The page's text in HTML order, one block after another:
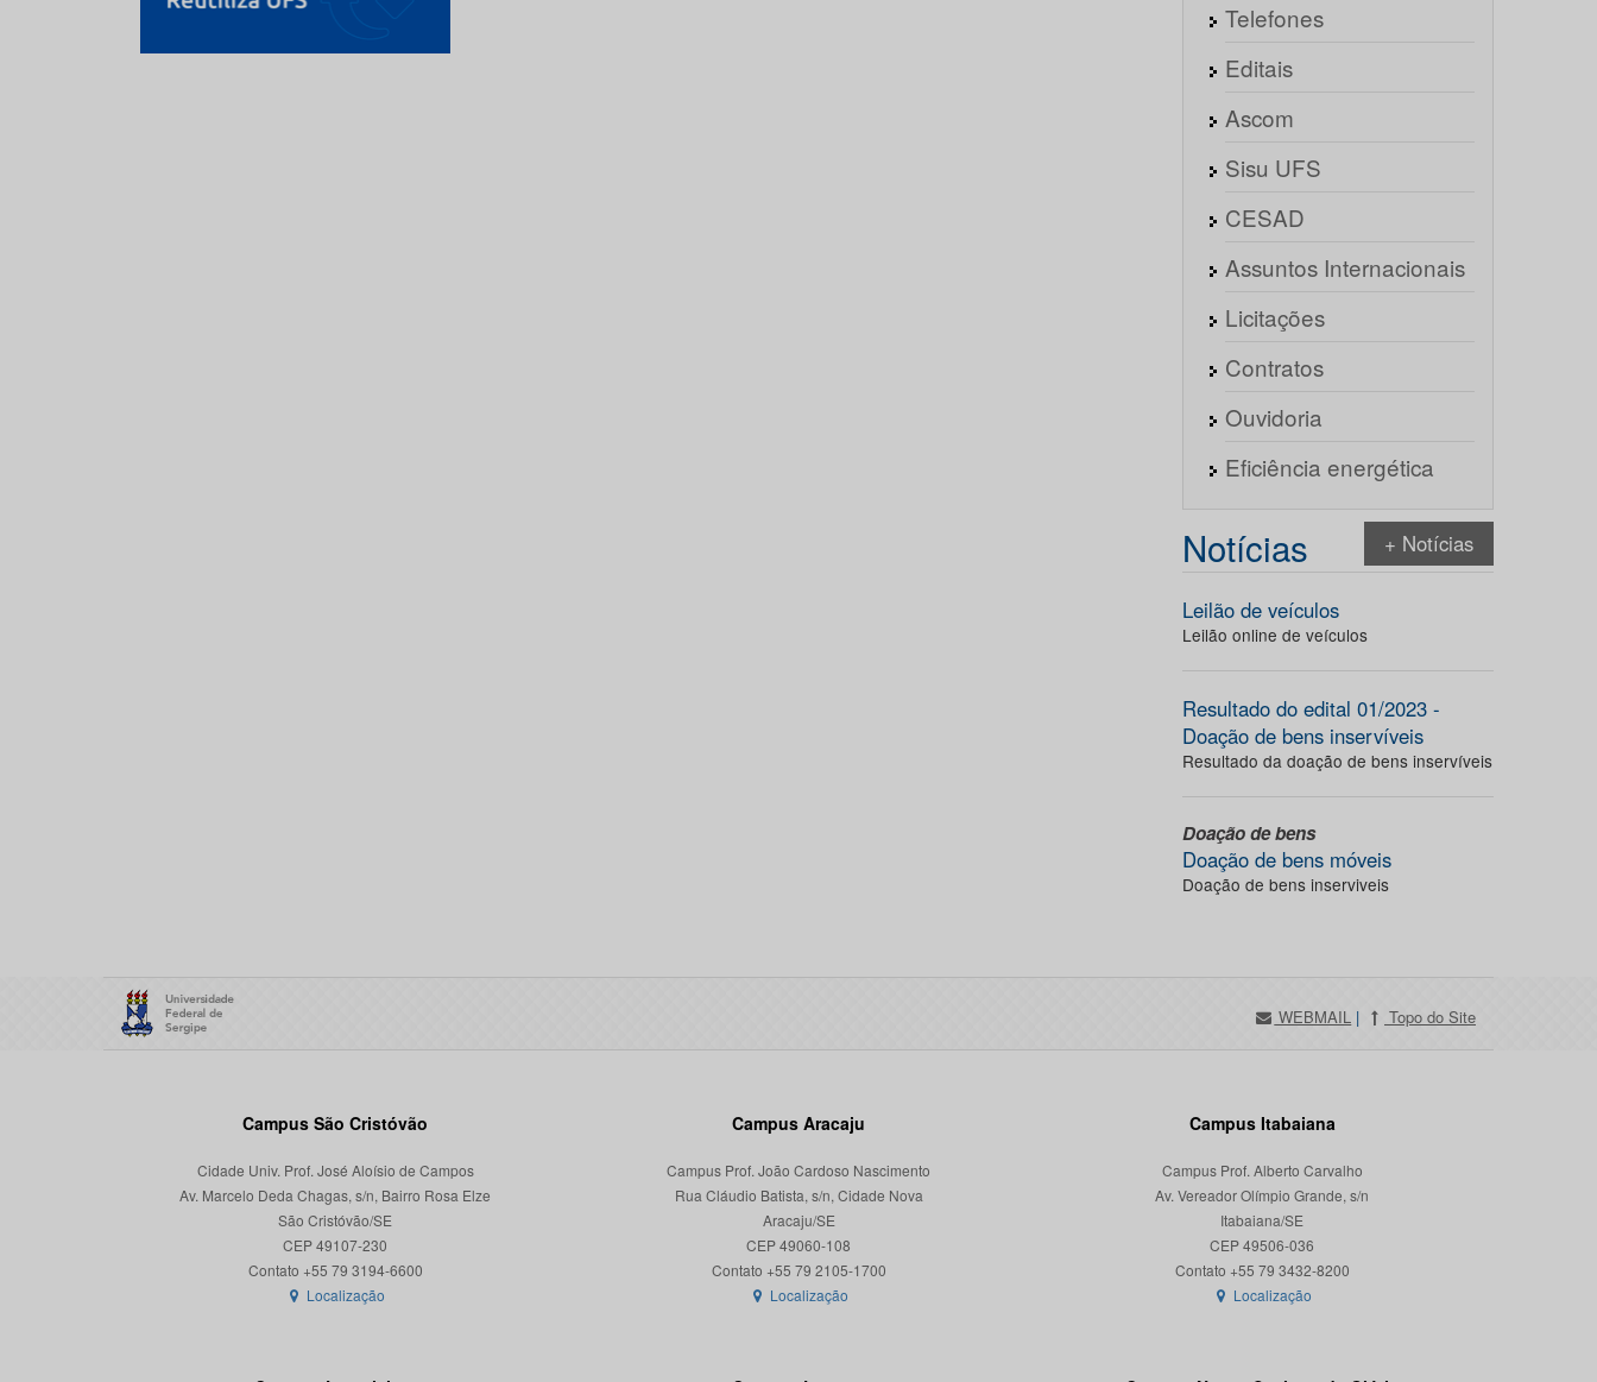
Telefones
Editais
Ascom
Sisu UFS
CESAD
Assuntos Internacionais
Licitações
Contratos
Ouvidoria
Eficiência energética
Notícias + Notícias
Leilão de veículos
Leilão online de veículos
Resultado do edital 01/2023 -
Doação de bens inservíveis
Resultado da doação de bens inservíveis
Doação de bens
Doação de bens móveis
Doação de bens inserviveis
WEBMAIL | Topo do Site
Campus São Cristóvão
Cidade Univ. Prof. José Aloísio de Campos
Av. Marcelo Deda Chagas, s/n, Bairro Rosa Elze
São Cristóvão/SE
CEP 49107-230
Localização
Campus Aracaju
Campus Prof. João Cardoso Nascimento
Rua Cláudio Batista, s/n, Cidade Nova
Aracaju/SE
CEP 49060-108
Localização
Campus Itabaiana
Campus Prof. Alberto Carvalho
Av. Vereador Olímpio Grande, s/n
Itabaiana/SE
CEP 49506-036
Localização